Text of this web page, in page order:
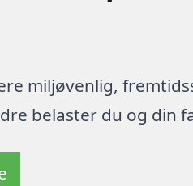
miljøvenlig,
belaster du og din